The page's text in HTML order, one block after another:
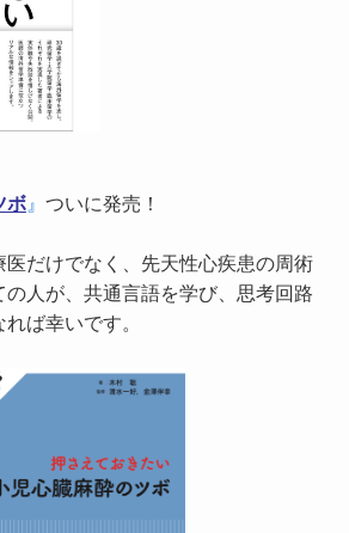
ボ』 ついに発売！
医だけでなく、先天性心疾患の周術
人が、共通言語を学び、思考回路
ば幸いです。